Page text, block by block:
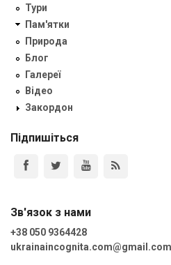
Тури
Пам'ятки
Природа
Блог
Галереї
Відео
Закордон
Підпишіться
Зв'язок з нами
+38 050 9364428
ukrainaincognita.com@gmail.com